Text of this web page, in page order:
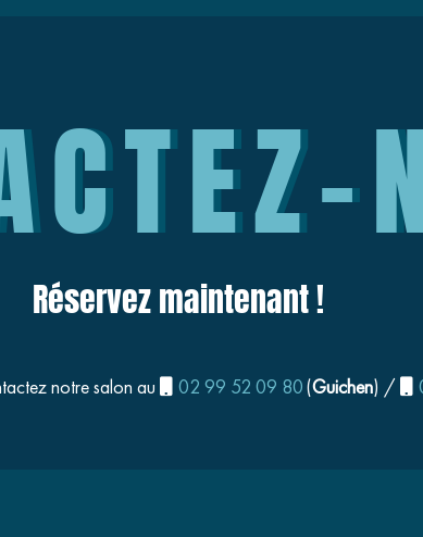
Réservez maintenant !
notre salon au 02 99 52 09 80(Guichen) /